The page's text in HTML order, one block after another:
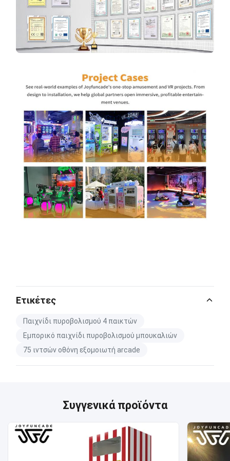
Ετικέτες
Παιχνίδι πυροβολισμού 4 παικτών
Εμπορικό παιχνίδι πυροβολισμού μπουκαλιών
75 ιντσών οθόνη εξομοιωτή arcade
Συγγενικά προϊόντα